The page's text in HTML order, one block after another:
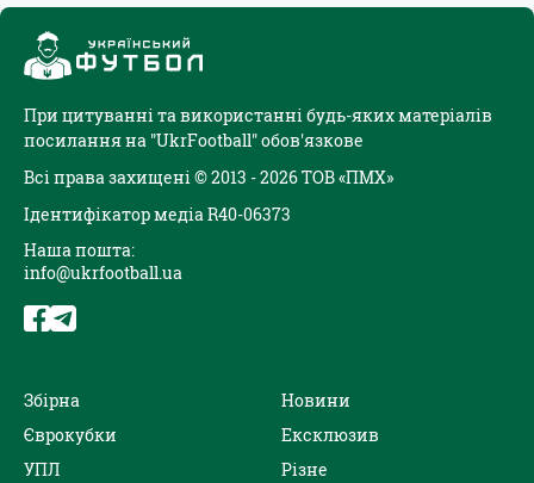
При цитуванні та використанні будь-яких матеріалів
посилання на "UkrFootball" обов'язкове
Всі права захищені © 2013 - 2026 ТОВ «ПМХ»
Ідентифікатор медіа R40-06373
Наша пошта:
info@ukrfootball.ua
Збірна
Єврокубки
УПЛ
Новини
Ексклюзив
Різне